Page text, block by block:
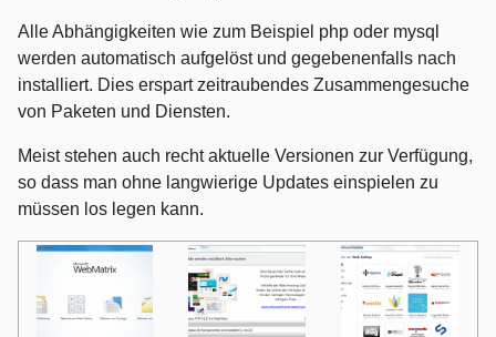
Alle Abhängigkeiten wie zum Beispiel php oder mysql
werden automatisch aufgelöst und gegebenenfalls nach
installiert. Dies erspart zeitraubendes Zusammengesuche
von Paketen und Diensten.
Meist stehen auch recht aktuelle Versionen zur Verfügung,
so dass man ohne langwierige Updates einspielen zu
müssen los legen kann.